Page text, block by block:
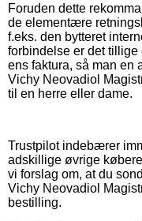
Foruden dette
de elementære
f.eks. den bytteret
forbindelse er det
ens faktura, så man en
Vichy Neovadiol
til en herre eller dame.
Trustpilot indebærer
adskillige øvrige
vi forslag om, at du
Vichy Neovadiol
bestilling.